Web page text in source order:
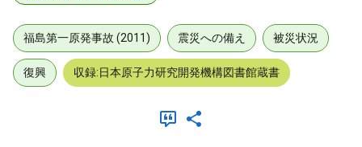
福島第一原発事故 (2011) 震災への備え 被災状況
復興 収録:日本原子力研究開発機構図書館蔵書